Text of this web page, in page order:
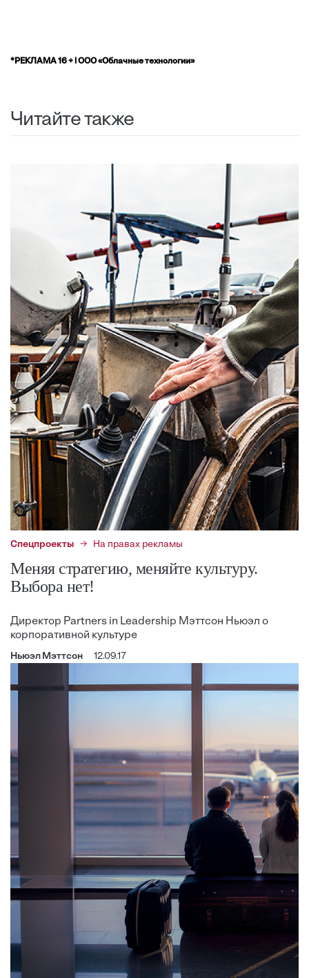
*РЕКЛАМА 16 + | ООО «Облачные технологии»
Читайте также
Спецпроекты На правах рекламы
Меняя стратегию, меняйте культуру.
Выбора нет!
Директор Partners in Leadership Мэттсон Ньюэл о
корпоративной культуре
Ньюэл Мэттсон 12.09.17